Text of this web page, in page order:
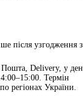
після узгодження з
Пошта, Delivery, у
Термін
регіонах України.